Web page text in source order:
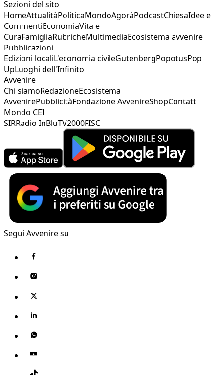
Sezioni del sito
HomeAttualitàPoliticaMondoAgoràPodcastChiesaIdee e
CommentiEconomiaVita e
CuraFamigliaRubricheMultimediaEcosistema avvenire
Pubblicazioni
Edizioni localiL'economia civileGutenbergPopotusPop
UpLuoghi dell'Infinito
Avvenire
Chi siamoRedazioneEcosistema
AvvenirePubblicitàFondazione AvvenireShopContatti
Mondo CEI
SIRRadio InBluTV2000FISC
Segui Avvenire su